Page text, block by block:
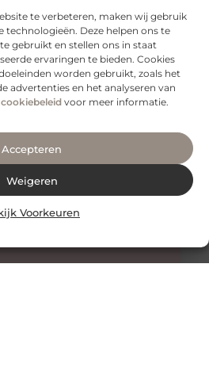
te verbeteren, maken wij gebruik
technologieën. Deze helpen ons te
gebruikt en stellen ons in staat
ervaringen te bieden. Cookies
worden gebruikt, zoals het
advertenties en het analyseren van
voor meer informatie.
Accepteren
Weigeren
Voorkeuren
rug is essentieel voor een goed
Het is niet alleen belangrijk